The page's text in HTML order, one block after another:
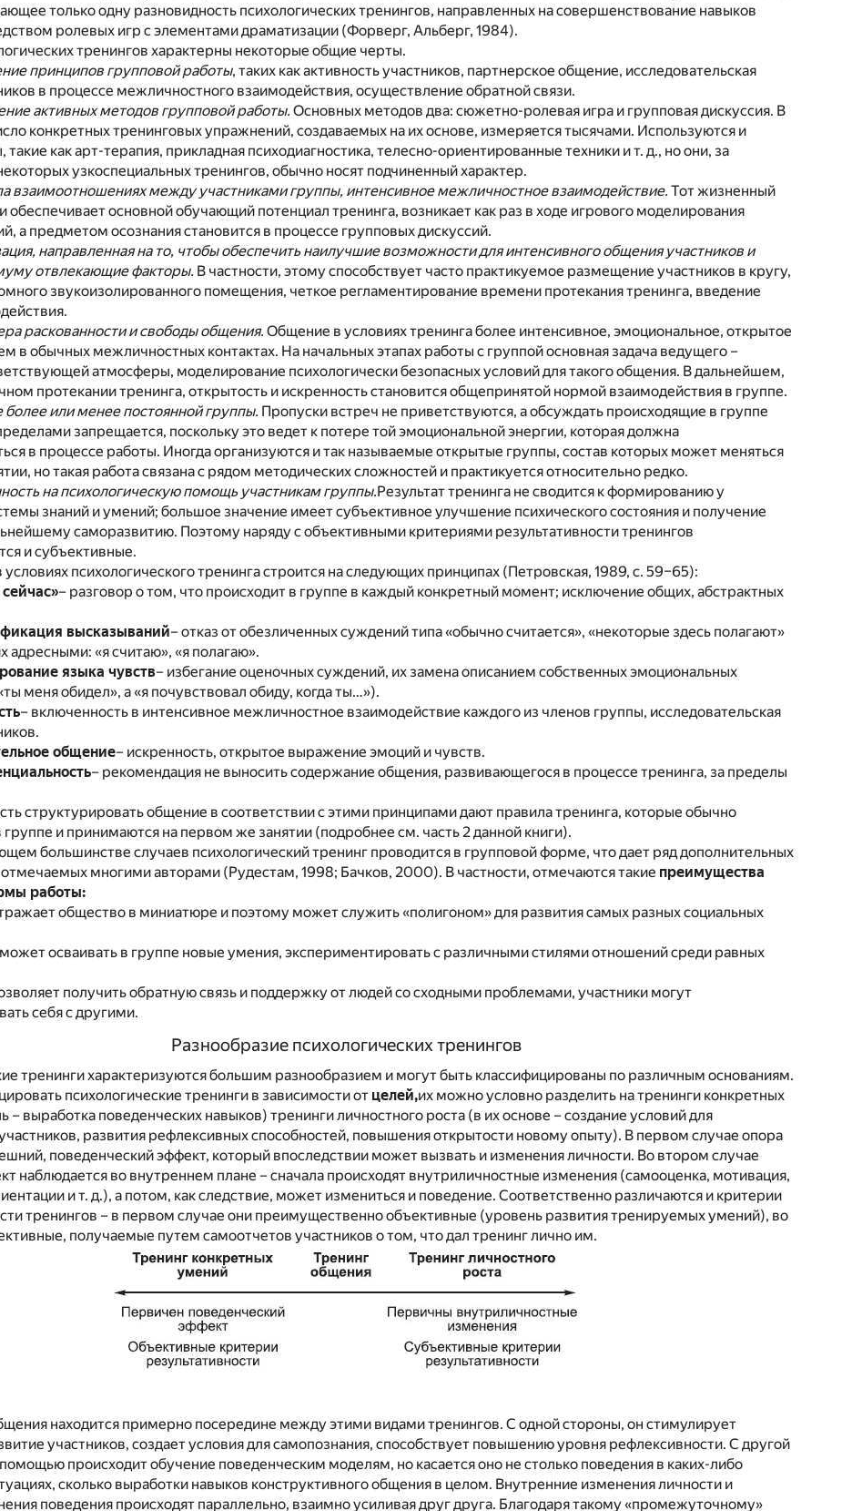
только одну разновидность психологических тренингов, направленных на совершенствование навыков
ролевых игр с элементами драматизации (Форверг, Альберг, 1984).
тренингов характерны некоторые общие черты.
принципов групповой работы, таких как активность участников, партнерское общение, исследовательская
в процессе межличностного взаимодействия, осуществление обратной связи.
активных методов групповой работы. Основных методов два: сюжетно-ролевая игра и групповая дискуссия. В
конкретных тренинговых упражнений, создаваемых на их основе, измеряется тысячами. Используются и
как арт-терапия, прикладная психодиагностика, телесно-ориентированные техники и т. д., но они, за
узкоспециальных тренингов, обычно носят подчиненный характер.
взаимоотношениях между участниками группы, интенсивное межличностное взаимодействие. Тот жизненный
обеспечивает основной обучающий потенциал тренинга, возникает как раз в ходе игрового моделирования
а предметом осознания становится в процессе групповых дискуссий.
направленная на то, чтобы обеспечить наилучшие возможности для интенсивного общения участников и
отвлекающие факторы. В частности, этому способствует часто практикуемое размещение участников в кругу,
звукоизолированного помещения, четкое регламентирование времени протекания тренинга, введение
раскованности и свободы общения. Общение в условиях тренинга более интенсивное, эмоциональное, открытое
в обычных межличностных контактах. На начальных этапах работы с группой основная задача ведущего –
атмосферы, моделирование психологически безопасных условий для такого общения. В дальнейшем,
протекании тренинга, открытость и искренность становится общепринятой нормой взаимодействия в группе.
более или менее постоянной группы. Пропуски встреч не приветствуются, а обсуждать происходящие в группе
запрещается, поскольку это ведет к потере той эмоциональной энергии, которая должна
в процессе работы. Иногда организуются и так называемые открытые группы, состав которых может меняться
но такая работа связана с рядом методических сложностей и практикуется относительно редко.
на психологическую помощь участникам группы.Результат тренинга не сводится к формированию у
знаний и умений; большое значение имеет субъективное улучшение психического состояния и получение
саморазвитию. Поэтому наряду с объективными критериями результативности тренингов
и субъективные.
психологического тренинга строится на следующих принципах (Петровская, 1989, с. 59–65):
– разговор о том, что происходит в группе в каждый конкретный момент; исключение общих, абстрактных
высказываний– отказ от обезличенных суждений типа «обычно считается», «некоторые здесь полагают»
адресными: «я считаю», «я полагаю».
языка чувств– избегание оценочных суждений, их замена описанием собственных эмоциональных
меня обидел», а «я почувствовал обиду, когда ты…»).
– включенность в интенсивное межличностное взаимодействие каждого из членов группы, исследовательская
общение– искренность, открытое выражение эмоций и чувств.
– рекомендация не выносить содержание общения, развивающегося в процессе тренинга, за пределы
структурировать общение в соответствии с этими принципами дают правила тренинга, которые обычно
и принимаются на первом же занятии (подробнее см. часть 2 данной книги).
большинстве случаев психологический тренинг проводится в групповой форме, что дает ряд дополнительных
многими авторами (Рудестам, 1998; Бачков, 2000). В частности, отмечаются такие преимущества
работы:
общество в миниатюре и поэтому может служить «полигоном» для развития самых разных социальных
осваивать в группе новые умения, экспериментировать с различными стилями отношений среди равных
получить обратную связь и поддержку от людей со сходными проблемами, участники могут
себя с другими.
Разнообразие психологических тренингов
тренинги характеризуются большим разнообразием и могут быть классифицированы по различным основаниям.
психологические тренинги в зависимости от целей,их можно условно разделить на тренинги конкретных
– выработка поведенческих навыков) тренинги личностного роста (в их основе – создание условий для
развития рефлексивных способностей, повышения открытости новому опыту). В первом случае опора
поведенческий эффект, который впоследствии может вызвать и изменения личности. Во втором случае
наблюдается во внутреннем плане – сначала происходят внутриличностные изменения (самооценка, мотивация,
и т. д.), а потом, как следствие, может измениться и поведение. Соответственно различаются и критерии
тренингов – в первом случае они преимущественно объективные (уровень развития тренируемых умений), во
получаемые путем самоотчетов участников о том, что дал тренинг лично им.
находится примерно посередине между этими видами тренингов. С одной стороны, он стимулирует
участников, создает условия для самопознания, способствует повышению уровня рефлексивности. С другой
происходит обучение поведенческим моделям, но касается оно не столько поведения в каких-либо
сколько выработки навыков конструктивного общения в целом. Внутренние изменения личности и
поведения происходят параллельно, взаимно усиливая друг друга. Благодаря такому «промежуточному»